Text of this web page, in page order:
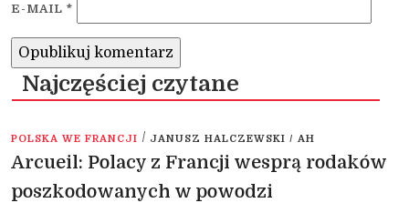
E-MAIL *
Najczęściej czytane
POLSKA WE FRANCJI / JANUSZ HALCZEWSKI / AH
Arcueil: Polacy z Francji wesprą rodaków
poszkodowanych w powodzi